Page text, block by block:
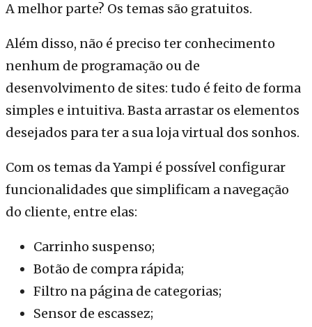
A melhor parte? Os temas são gratuitos.
Além disso, não é preciso ter conhecimento
nenhum de programação ou de
desenvolvimento de sites: tudo é feito de forma
simples e intuitiva. Basta arrastar os elementos
desejados para ter a sua loja virtual dos sonhos.
Com os temas da Yampi é possível configurar
funcionalidades que simplificam a navegação
do cliente, entre elas:
Carrinho suspenso;
Botão de compra rápida;
Filtro na página de categorias;
Sensor de escassez;